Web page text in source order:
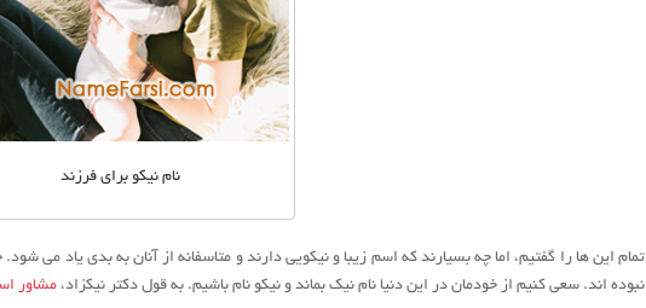
نام نیکو برای فرزند
تمام این ها را گفتیم، اما چه بسیارند که اسم زیبا و نیکویی دارند و متاسفانه از آنان به بدی یاد می
نبوده اند. سعی کنیم از خودمان در این دنیا نام نیک بماند و نیکو نام باشیم. به قول دکتر نیکزاد، مشاور